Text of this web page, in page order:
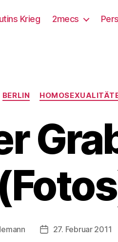
Krieg 2mecs
Kategorien
BERLIN
Beitragsdatum
27. Februar 2011